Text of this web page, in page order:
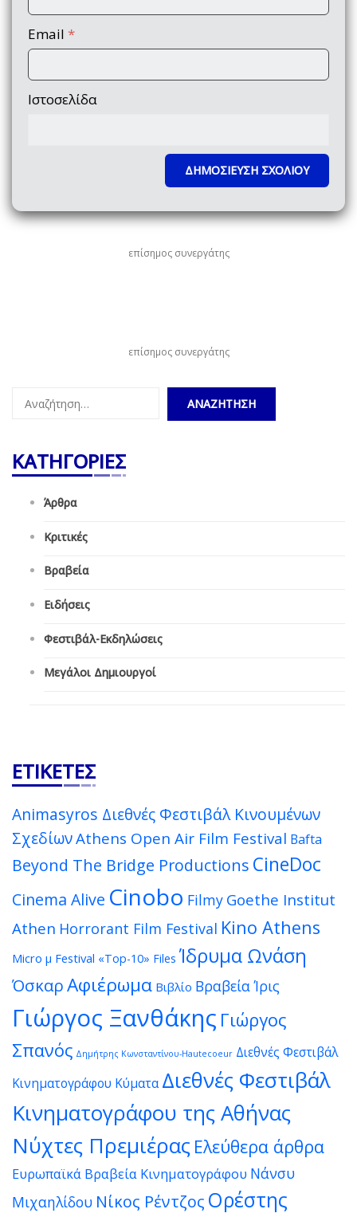
Email *
Ιστοσελίδα
επίσημος συνεργάτης
επίσημος συνεργάτης
Αναζήτηση
ΚΑΤΗΓΟΡΙΕΣ
Άρθρα
Κριτικές
Βραβεία
Ειδήσεις
Φεστιβάλ-Εκδηλώσεις
Μεγάλοι Δημιουργοί
ΕΤΙΚΈΤΕΣ
Animasyros Διεθνές Φεστιβάλ Κινουμένων
ΣχεδίωνAthens Open Air Film Festival Bafta
Beyond The Bridge Productions CineDoc
Cinema Alive Cinobo Filmy Goethe Institut
Athen Horrorant Film Festival Kino Athens
Micro μ Festival «Top-10» Files Ίδρυμα Ωνάση
ΌσκαρΑφιέρωμα Βιβλίο Βραβεία Ίρις
Γιώργος Ξανθάκης Γιώργος
Σπανός Δημήτρης Κωνσταντίνου-Hautecoeur Διεθνές Φεστιβάλ
Κινηματογράφου Κύματα Διεθνές Φεστιβάλ
Κινηματογράφου της Αθήνας
Νύχτες Πρεμιέρας Ελεύθερα άρθρα
Ευρωπαϊκά Βραβεία Κινηματογράφου Νάνσυ
Μιχαηλίδου Νίκος Ρέντζος Ορέστης